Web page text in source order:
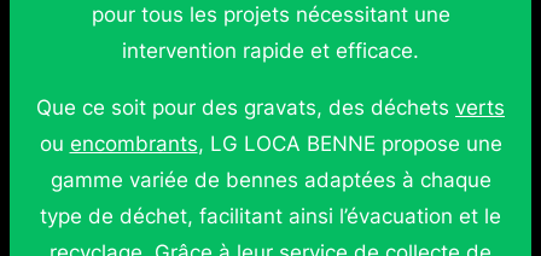
pour tous les projets nécessitant une
intervention rapide et efficace.
Que ce soit pour des gravats, des déchets verts
ou encombrants, LG LOCA BENNE propose une
gamme variée de bennes adaptées à chaque
type de déchet, facilitant ainsi l’évacuation et le